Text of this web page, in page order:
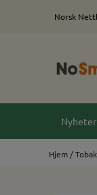
Hopp til innhold
Norsk
Nyheter
Hjem /